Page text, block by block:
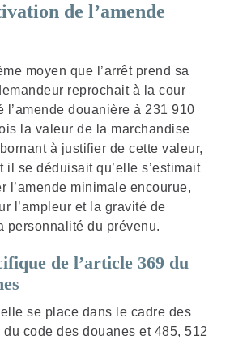
de l’amende
moyen que l’arrêt prend sa
reprochait à la cour
l’amende douanière à 231 910
la valeur de la marchandise
à justifier de cette valeur,
il se déduisait qu’elle s’estimait
l’amende minimale encourue,
l’ampleur et la gravité de
personnalité du prévenu.
de l’article 369 du
se place dans le cadre des
code des douanes et 485, 512